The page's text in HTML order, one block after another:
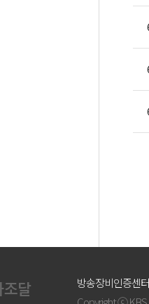
방송장비인증센터